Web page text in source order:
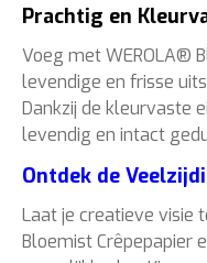
Prachtig en
Voeg met WEROLA®
levendige en frisse
Dankzij de kleurvaste
levendig en intact
Ontdek de
Laat je creatieve visie
Bloemist Crêpepapier